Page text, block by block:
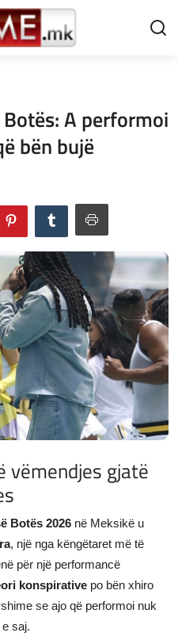
A performoi
bën bujë
vëmendjes gjatë
Botës 2026 në Meksikë u
, një nga këngëtaret më të
për një performancë
konspirative po bën xhiro
se ajo që performoi nuk
e saj.